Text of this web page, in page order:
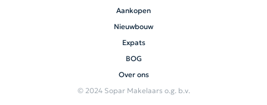
Aankopen
Nieuwbouw
Expats
BOG
Over ons
© 2024 Sopar Makelaars o.g. b.v.